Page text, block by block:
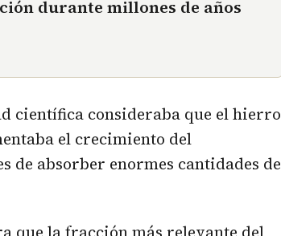
durante millones de años
científica consideraba que el hierro
el crecimiento del
de absorber enormes cantidades de
que la fracción más relevante del